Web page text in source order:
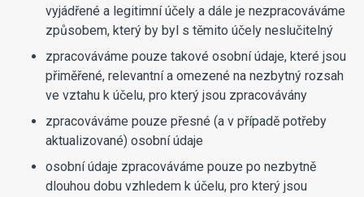
vyjádřené a legitimní účely a dále je nezpracováváme
způsobem, který by byl s těmito účely neslučitelný
zpracováváme pouze takové osobní údaje, které jsou
přiměřené, relevantní a omezené na nezbytný rozsah
ve vztahu k účelu, pro který jsou zpracovávány
zpracováváme pouze přesné (a v případě potřeby
aktualizované) osobní údaje
osobní údaje zpracováváme pouze po nezbytně
dlouhou dobu vzhledem k účelu, pro který jsou